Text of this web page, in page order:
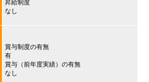
昇給制度
なし
賞与制度の有無
有
賞与（前年度実績）の有無
なし